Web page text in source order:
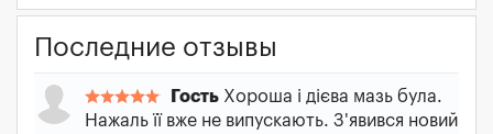
Последние отзывы
Гость Хороша і дієва мазь була.
Нажаль її вже не випускають. З'явився новий